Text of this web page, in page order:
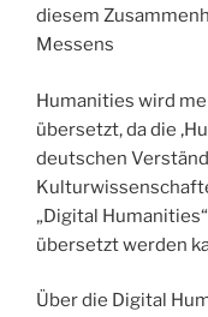
diesem
Messens
Humanities wird
übersetzt, da die
deutschen
„Digital
übersetzt werden
Über die Digital